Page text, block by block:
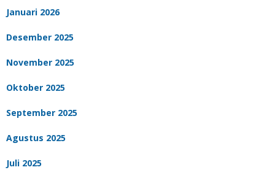
Januari 2026
Desember 2025
November 2025
Oktober 2025
September 2025
Agustus 2025
Juli 2025